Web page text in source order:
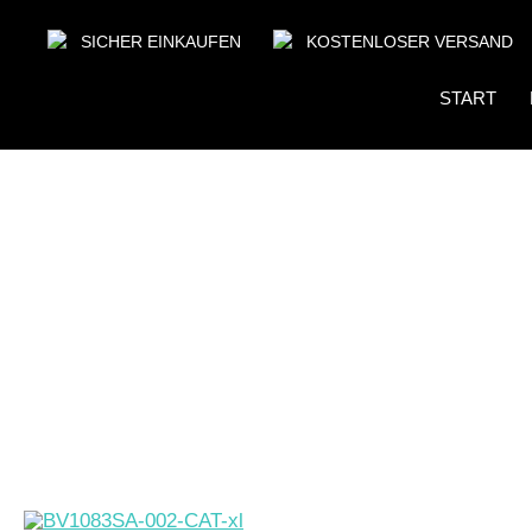
SICHER EINKAUFEN KOSTENLOSER VERSAND
START